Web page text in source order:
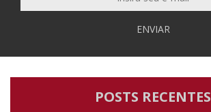
ENVIAR
POSTS RECENTES